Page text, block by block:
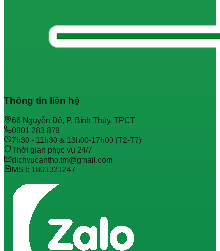
Thông tin liên hệ
66 Nguyễn Đệ, P. Bình Thủy, TPCT
0901 283 879
7h30 - 11h30 & 13h00-17h00 (T2-T7)
Thời gian phục vụ 24/7
dichvucantho.tm@gmail.com
MST: 1801321247